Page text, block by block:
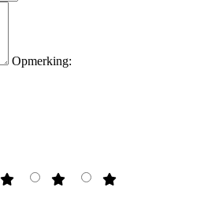
Opmerking: